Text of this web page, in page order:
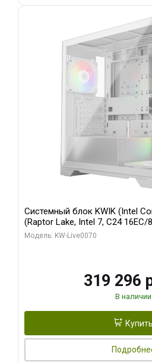
Системный блок KWIK (Intel
(Raptor Lake, Intel 7, C24
модуля)/ Gigabyte RTX5080
Модель: KW-Live0070
319 296
В наличии
Купить